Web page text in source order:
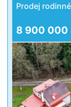
Prodej
8 900 000